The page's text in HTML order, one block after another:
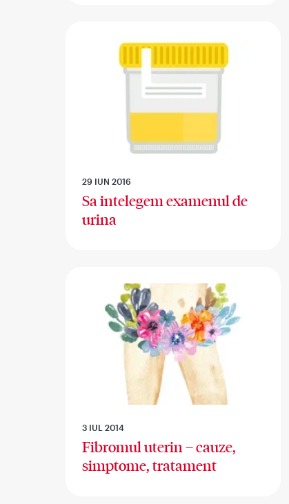
29 IUN 2016
Sa intelegem examenul de
urina
3 IUL 2014
Fibromul uterin – cauze,
simptome, tratament